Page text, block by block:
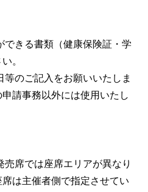
できる書類（健康保険証・学
。
等のご記入をお願いいたしま
請事務以外には使用いたし
売席では座席エリアが異なり
は主催者側で指定させてい